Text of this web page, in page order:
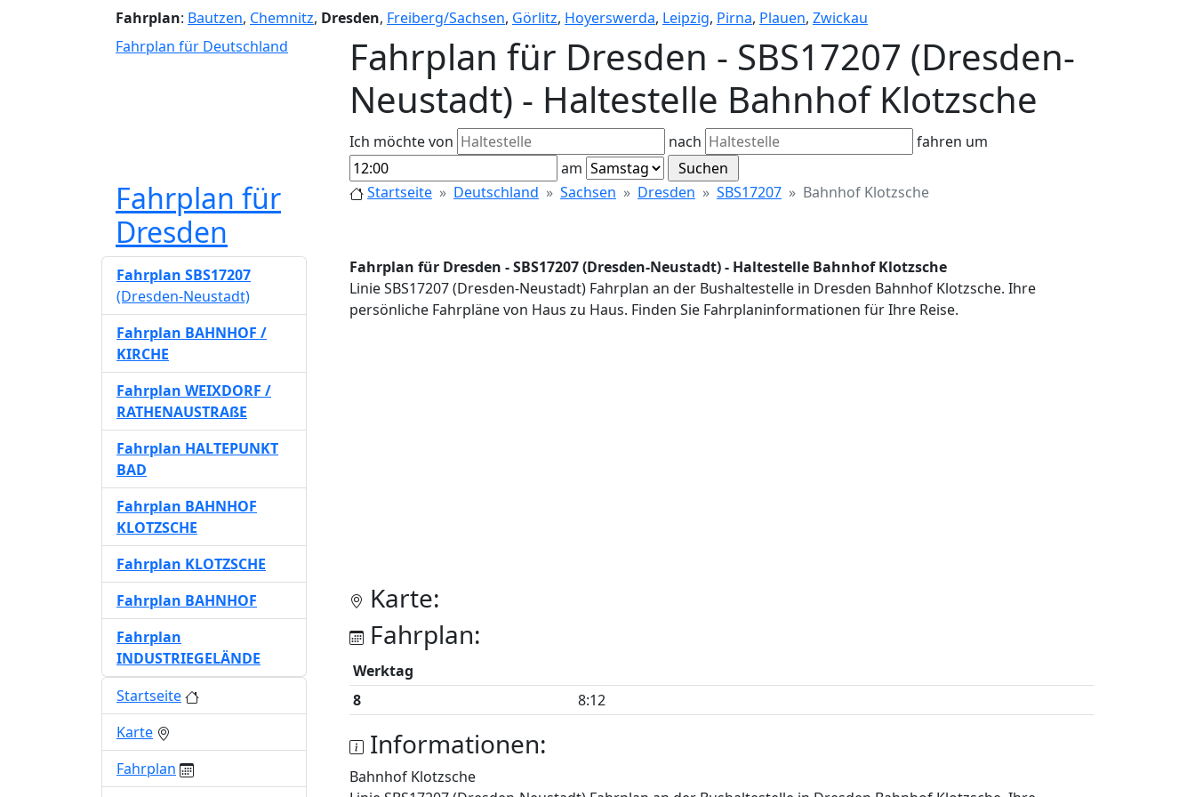
Fahrplan: Bautzen, Chemnitz, Dresden, Freiberg/Sachsen, Görlitz, Hoyerswerda, Leipzig, Pirna, Plauen, Zwickau
Fahrplan für Deutschland
Fahrplan für Dresden - SBS17207 (Dresden-
Neustadt) - Haltestelle Bahnhof Klotzsche
Ich möchte von nach
fahren um
am
Fahrplan für
Dresden
Startseite Deutschland Sachsen Dresden SBS17207 Bahnhof Klotzsche
Fahrplan für Dresden - SBS17207 (Dresden-Neustadt) - Haltestelle Bahnhof Klotzsche
Linie SBS17207 (Dresden-Neustadt) Fahrplan an der Bushaltestelle in Dresden Bahnhof Klotzsche. Ihre
persönliche Fahrpläne von Haus zu Haus. Finden Sie Fahrplaninformationen für Ihre Reise.
Karte:
Fahrplan:
Werktag
8
8:12
Informationen:
Bahnhof Klotzsche
Fahrplan SBS17207
(Dresden-Neustadt)
Fahrplan BAHNHOF /
KIRCHE
Fahrplan WEIXDORF /
RATHENAUSTRAßE
Fahrplan HALTEPUNKT
BAD
Fahrplan BAHNHOF
KLOTZSCHE
Fahrplan KLOTZSCHE
Fahrplan BAHNHOF
Fahrplan
INDUSTRIEGELÄNDE
Startseite
Karte
Fahrplan